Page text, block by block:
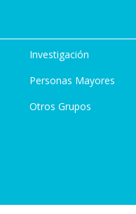
Investigación
Personas Mayores
Otros Grupos